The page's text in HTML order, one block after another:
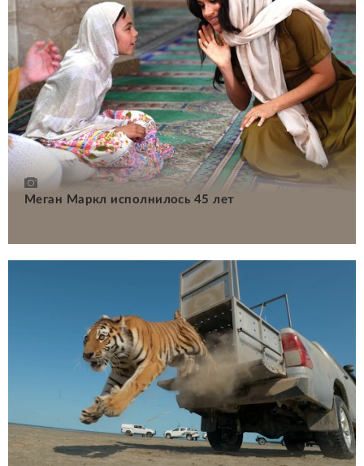
Меган Маркл исполнилось 45 лет